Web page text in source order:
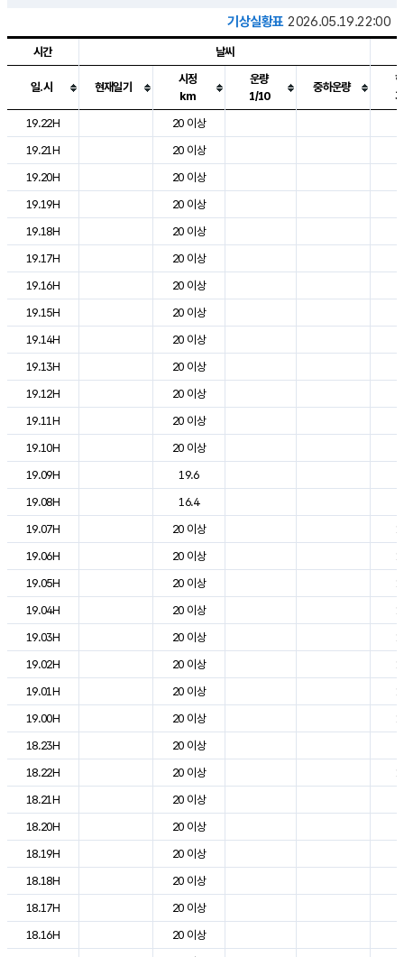
기상실황표 2026.05.19.22:00
도시별 기상실황표로 지점, 날씨, 기온, 강수, 바람, 기압등을 안내한 표입
시간 날씨
일.시 현재일기
시정
km
운량
1/10
중하운량
19.22H
20 이상
19.21H
20 이상
19.20H
20 이상
19.19H
20 이상
19.18H
20 이상
19.17H
20 이상
19.16H
20 이상
19.15H
20 이상
19.14H
20 이상
19.13H
20 이상
19.12H
20 이상
19.11H
20 이상
19.10H
20 이상
19.09H
19.6
19.08H
16.4
19.07H
20 이상
19.06H
20 이상
19.05H
20 이상
19.04H
20 이상
19.03H
20 이상
19.02H
20 이상
19.01H
20 이상
19.00H
20 이상
18.23H
20 이상
18.22H
20 이상
18.21H
20 이상
18.20H
20 이상
18.19H
20 이상
18.18H
20 이상
18.17H
20 이상
18.16H
20 이상